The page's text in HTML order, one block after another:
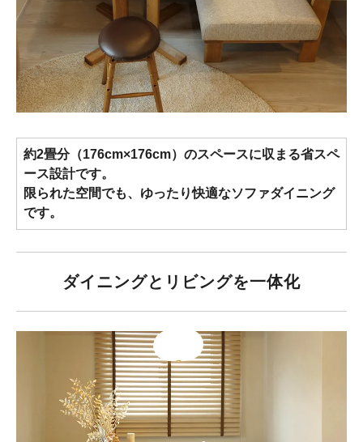
約2畳分（176cm×176cm）のスペースに収まる省スペ
ース設計です。
限られた空間でも、ゆったり快適なソファダイニング
です。
ダイニングとリビングを一体化